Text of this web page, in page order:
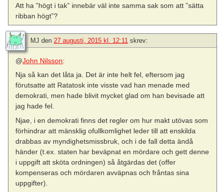
Att ha ”högt i tak” innebär väl inte samma sak som att ”sätta
ribban högt”?
MJ den 27 augusti, 2015 kl. 12:11 skrev:
@John Nilsson:
Nja så kan det låta ja. Det är inte helt fel, eftersom jag
förutsatte att Ratatosk inte visste vad han menade med
demokrati, men hade blivit mycket glad om han bevisade att
jag hade fel.
Njae, i en demokrati finns det regler om hur makt utövas som
förhindrar att mänsklig ofullkomlighet leder till att enskilda
drabbas av myndighetsmissbruk, och i de fall detta ändå
händer (t.ex. staten har beväpnat en mördare och gett denne
i uppgift att sköta ordningen) så åtgärdas det (offer
kompenseras och mördaren avväpnas och fråntas sina
uppgifter).